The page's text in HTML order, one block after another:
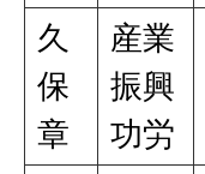
久
保
章
産業
振興
功労